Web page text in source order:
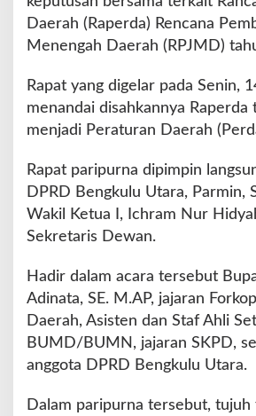
9
D
s
k
n
J
a
e
r
a
r
n
Daerah (Raperda) Rencana
Menengah Daerah (RPJMD)
Rapat yang digelar pada Senin,
menandai disahkannya Raperda
menjadi Peraturan Daerah
Rapat paripurna dipimpin
DPRD Bengkulu Utara, Parmin,
Wakil Ketua I, Ichram Nur
Sekretaris Dewan.
Hadir dalam acara tersebut
Adinata, SE. M.AP, jajaran
Daerah, Asisten dan Staf Ahli
BUMD/BUMN, jajaran SKPD,
anggota DPRD Bengkulu Utara.
Dalam paripurna tersebut, tujuh